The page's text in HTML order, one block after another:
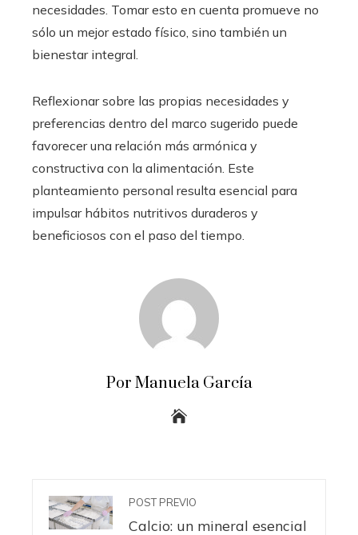
necesidades. Tomar esto en cuenta promueve no
sólo un mejor estado físico, sino también un
bienestar integral.
Reflexionar sobre las propias necesidades y
preferencias dentro del marco sugerido puede
favorecer una relación más armónica y
constructiva con la alimentación. Este
planteamiento personal resulta esencial para
impulsar hábitos nutritivos duraderos y
beneficiosos con el paso del tiempo.
Por Manuela García
POST PREVIO
Calcio: un mineral esencial